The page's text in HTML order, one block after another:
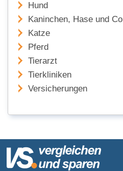
Hund
Kaninchen, Hase und Co
Katze
Pferd
Tierarzt
Tierkliniken
Versicherungen